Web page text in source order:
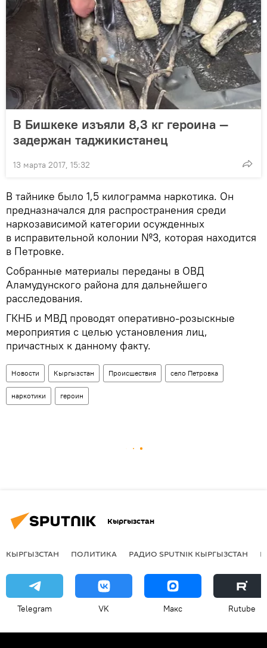
В Бишкеке изъяли 8,3 кг героина —
задержан таджикистанец
13 марта 2017, 15:32
В тайнике было 1,5 килограмма наркотика. Он
предназначался для распространения среди
наркозависимой категории осужденных
в исправительной колонии №3, которая находится
в Петровке.
Собранные материалы переданы в ОВД
Аламудунского района для дальнейшего
расследования.
ГКНБ и МВД проводят оперативно-розыскные
мероприятия с целью установления лиц,
причастных к данному факту.
Новости Кыргызстан Происшествия село Петровка
наркотики героин
Кыргызстан
КЫРГЫЗСТАН ПОЛИТИКА РАДИО SPUTNIK КЫРГЫЗСТАН
Telegram VK Макс Rutube